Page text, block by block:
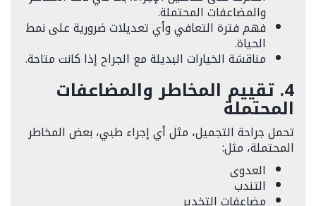
والمضاعفات المحتملة.
فهم فترة التعافي وأي تعديلات ضرورية على نمط
الحياة.
مناقشة الخيارات البديلة مع الجراح إذا كانت متاحة.
4. تقييم المخاطر والمضاعفات
المحتملة
تحمل جراحة التجميل، مثل أي إجراء طبي، بعض المخاطر
المحتملة، مثل:
العدوى
التندب
مضاعفات التخدير